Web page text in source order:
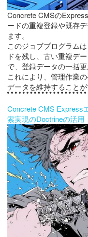
Concrete CMSの
ードの重複登録や既存
ます。
このジョブプログラム
ドを残し、古い重複デ
で、登録データの一括更
これにより、管理作業
データを維持することが
Concrete CMS Express
索実現のDoctrineの活用